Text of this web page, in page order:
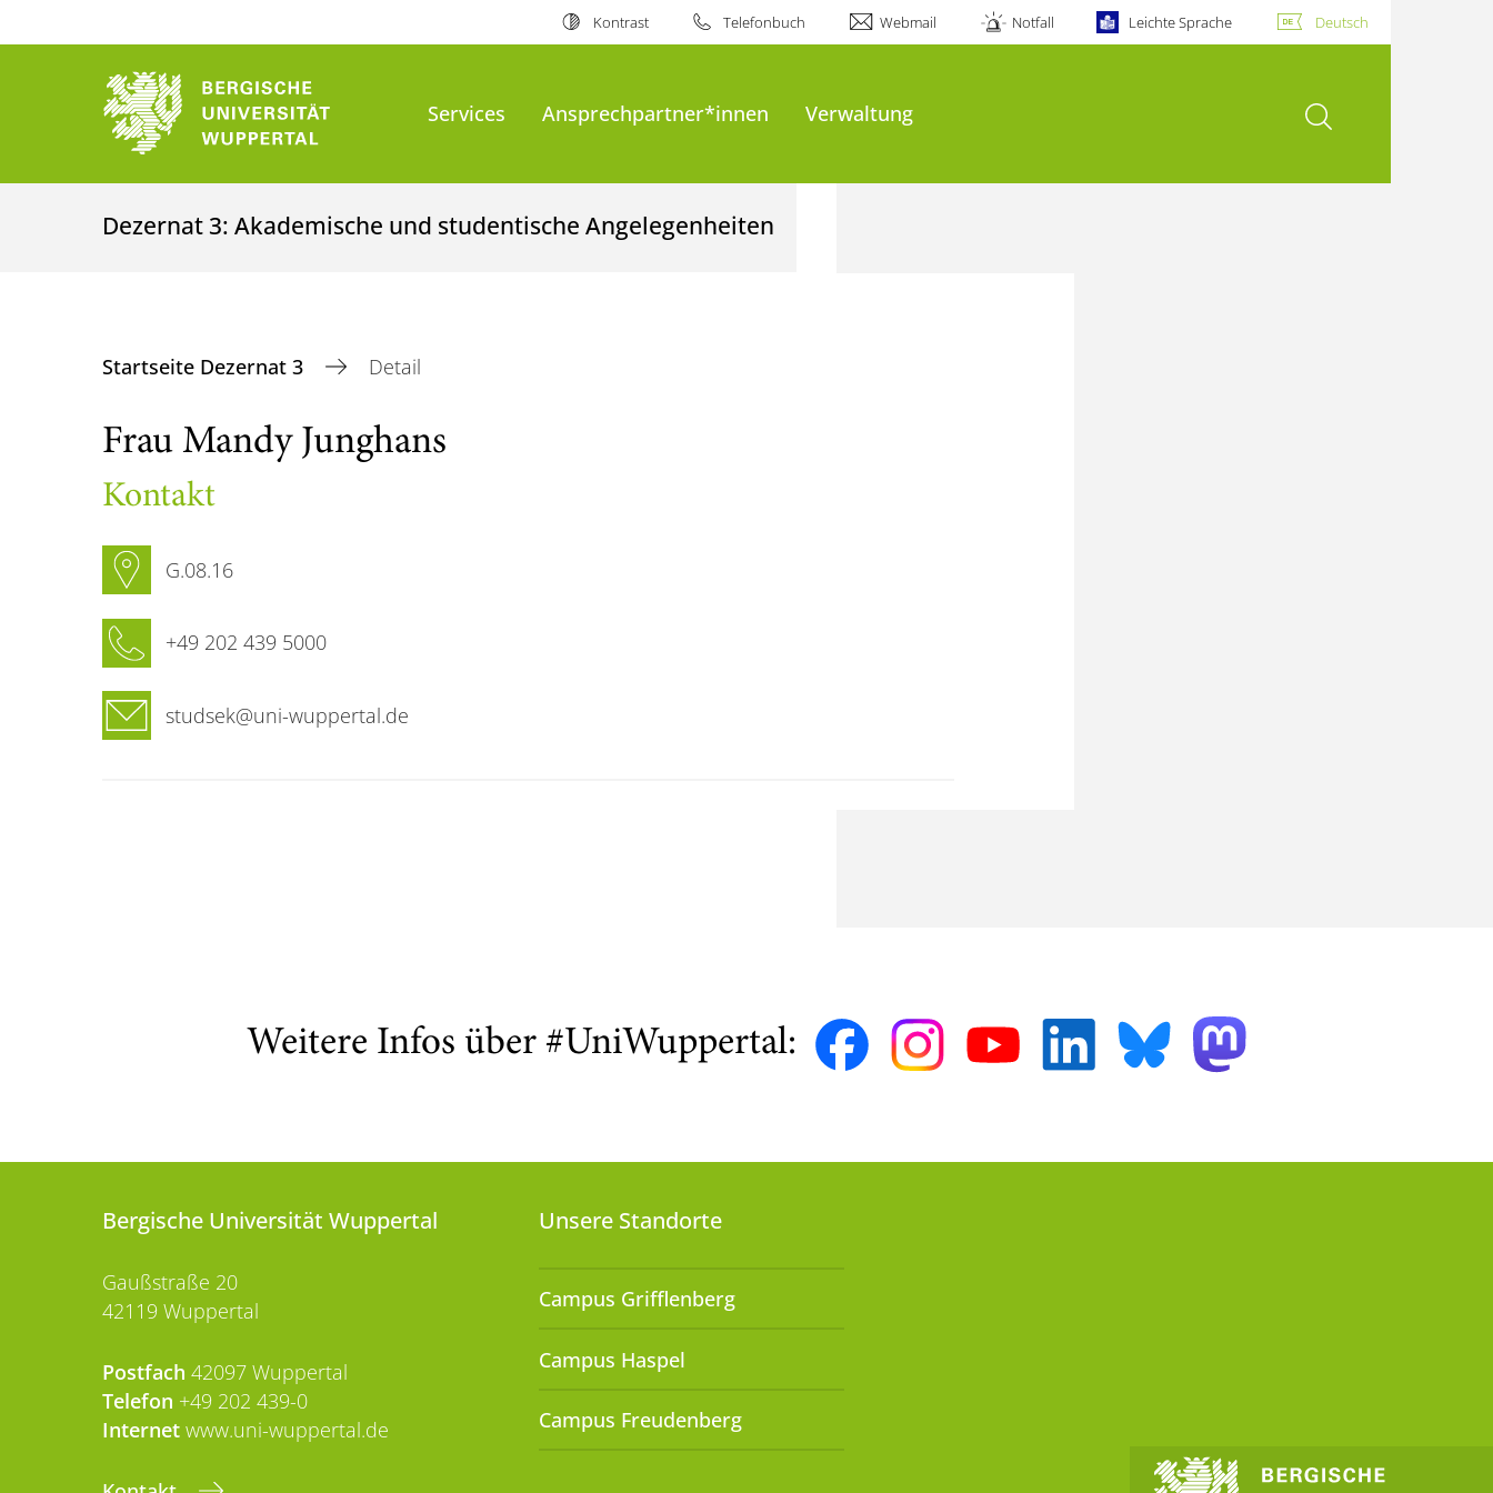
Kontrast Telefonbuch Webmail Notfall Leichte Sprache Deutsch
Services Ansprechpartner*innen Verwaltung Suche öffnen
Dezernat 3: Akademische und studentische Angelegenheiten
Startseite Dezernat 3 Detail
Frau Mandy Junghans
Kontakt
G.08.16
+49 202 439 5000
studsek@uni-wuppertal.de
Weitere Infos über #UniWuppertal:
Bergische Universität Wuppertal
Gaußstraße 20
42119 Wuppertal
Postfach 42097 Wuppertal
Telefon +49 202 439-0
Internet www.uni-wuppertal.de
Unsere Standorte
Campus Grifflenberg
Campus Haspel
Campus Freudenberg